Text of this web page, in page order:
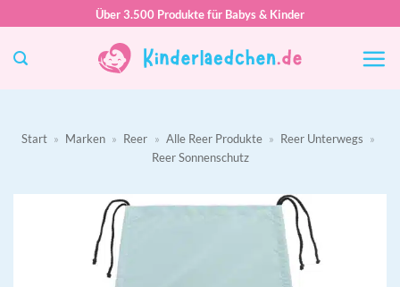
springen
Über 3.500 Produkte für Babys & Kinder
Start » Marken » Reer » Alle Reer Produkte » Reer Unterwegs »
Reer Sonnenschutz